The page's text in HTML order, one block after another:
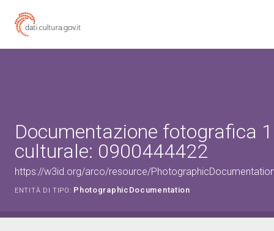
Documentazione fotografica
culturale: 0900444422
https://w3id.org/arco/resource/
ENTITÀ DI TIPO: PhotographicDocumentation